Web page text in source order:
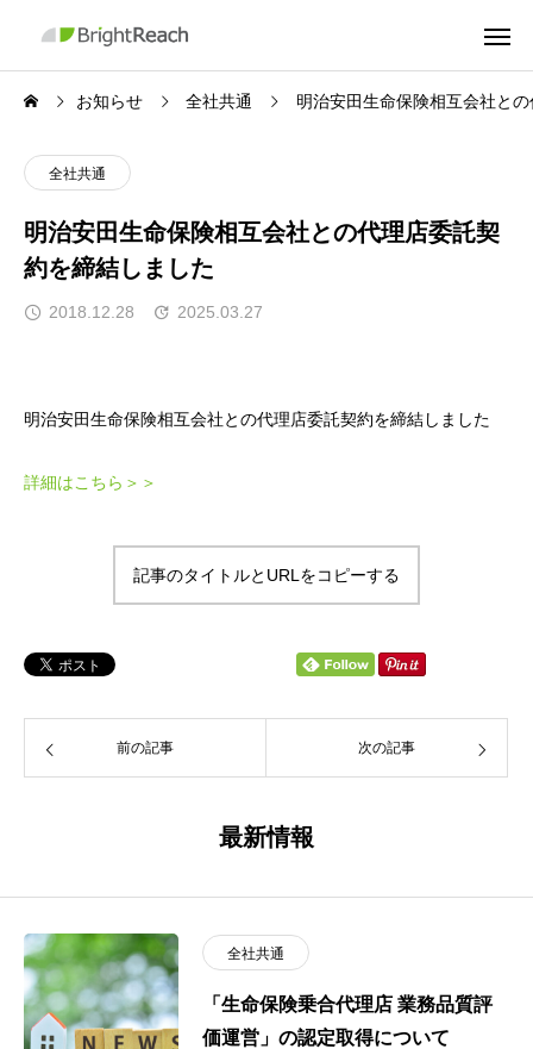
お知らせ 全社共通 明治安田生命保険相互会社と
全社共通
明治安田生命保険相互会社との代理店委託契
約を締結しました
2018.12.28 2025.03.27
明治安田生命保険相互会社との代理店委託契約を締結しました
詳細はこちら＞＞
記事のタイトルとURLをコピーする
前の記事 次の記事
最新情報
全社共通
「生命保険乗合代理店 業務品質評
価運営」の認定取得について